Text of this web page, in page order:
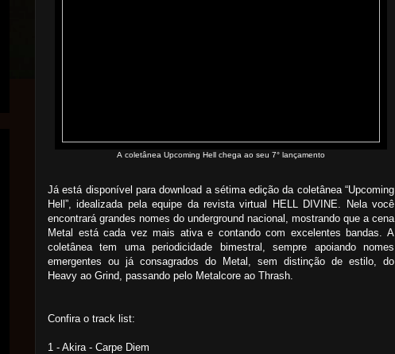
A coletânea Upcoming Hell chega ao seu 7° lançamento
Já está disponível para download a sétima edição da coletânea “Upcoming
Hell”, idealizada pela equipe da revista virtual HELL DIVINE. Nela você
encontrará grandes nomes do underground nacional, mostrando que a cena
Metal está cada vez mais ativa e contando com excelentes bandas. A
coletânea tem uma periodicidade bimestral, sempre apoiando nomes
emergentes ou já consagrados do Metal, sem distinção de estilo, do
Heavy ao Grind, passando pelo Metalcore ao Thrash.
Confira o track list:
1 - Akira - Carpe Diem